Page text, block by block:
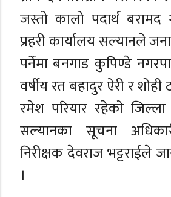
जस्तो कालो पदार्थ बरामद
प्रहरी कार्यालय सल्यानले
पर्नेमा बनगाड कुपिण्डे
वर्षीय रत बहादुर ऐरी र
रमेश परियार रहेको जिल्ला
सल्यानका सूचना
निरीक्षक देवराज भट्टराईले
।